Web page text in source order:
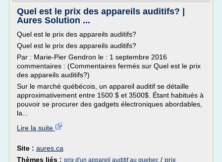
Quel est le prix des appareils auditifs? |
Aures Solution ...
Quel est le prix des appareils auditifs?
Quel est le prix des appareils auditifs?
Par : Marie-Pier Gendron le : 1 septembre 2016
commentaires : (Commentaires fermés sur Quel est le prix
des appareils auditifs?)
Sur le marché québécois, un appareil auditif se détaille
approximativement entre 1500 $ et 3500$. Étant habitués à
pouvoir se procurer des gadgets électroniques abordables,
la...
Lire la suite
Site : aures.ca
Thèmes liés : prix d'un appareil auditif au quebec / prix